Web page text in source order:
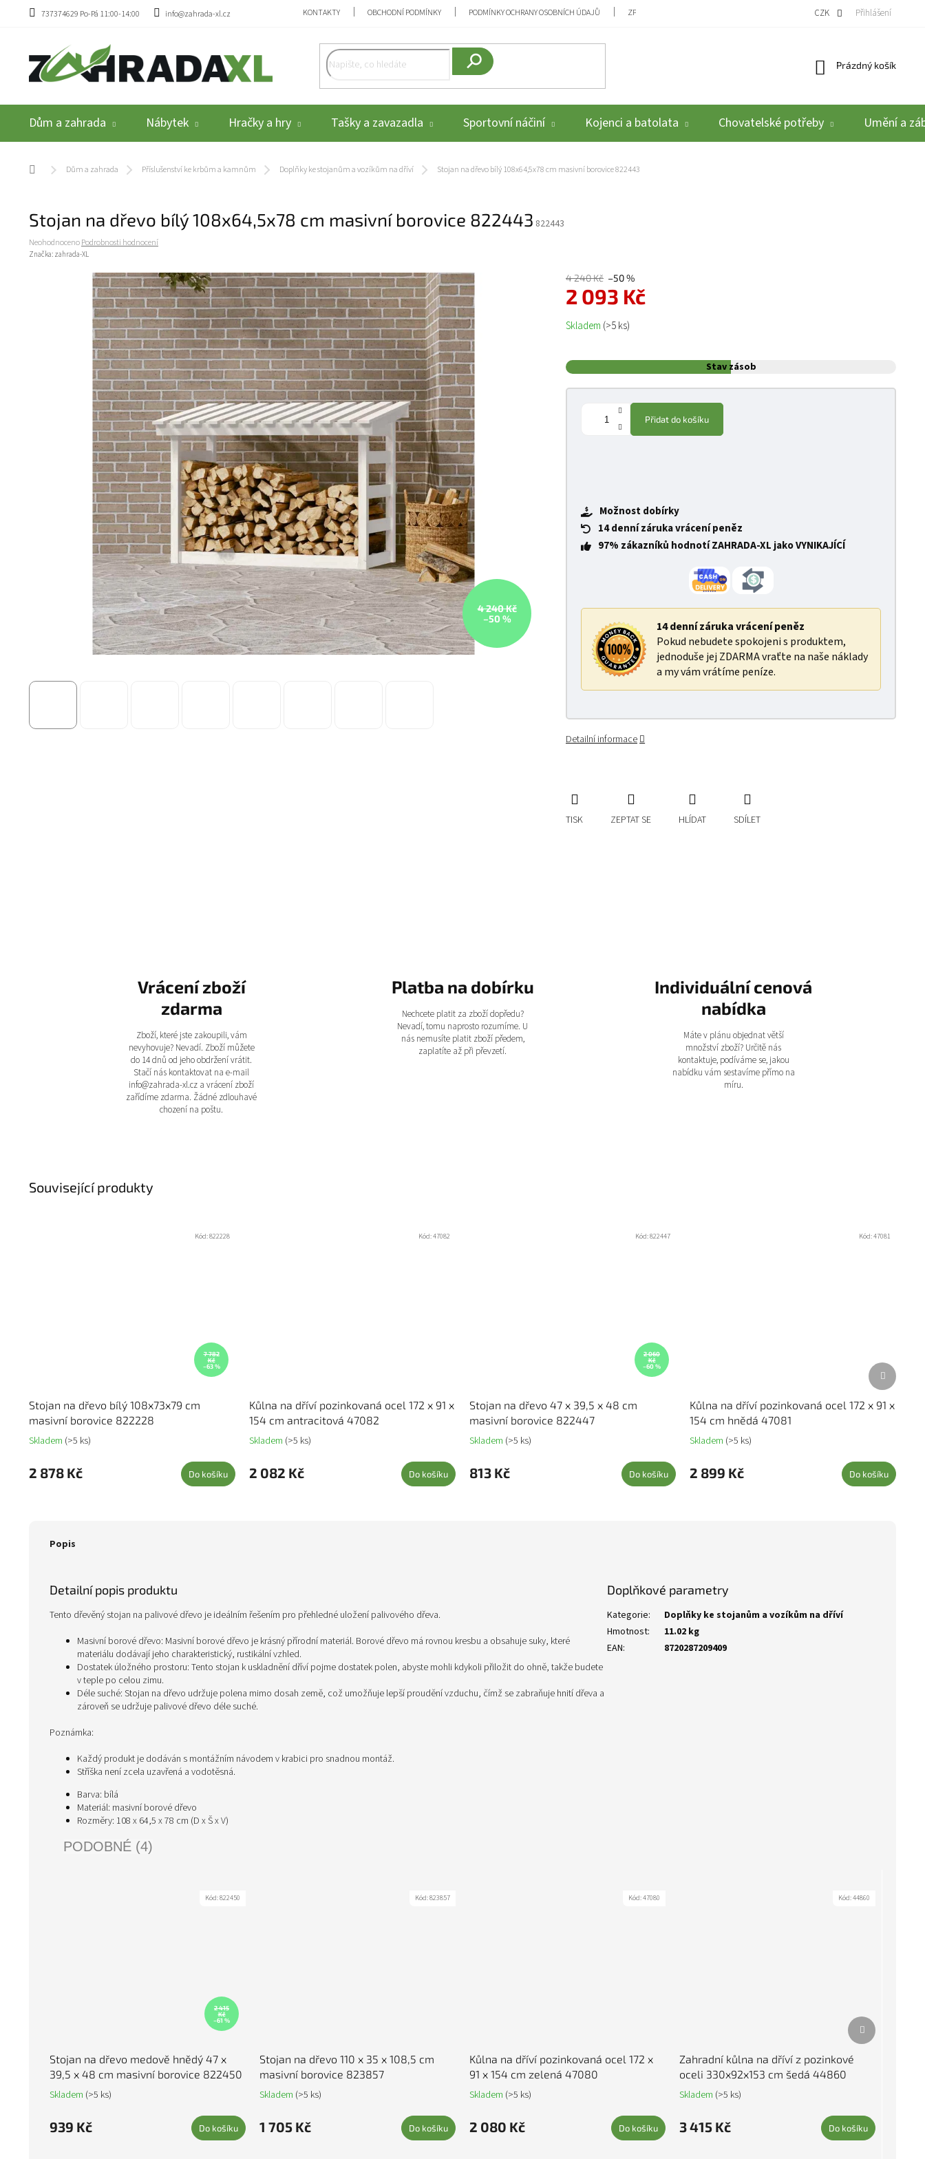
Přejít na obsah
737374629 Po-Pá 11:00-14:00 info@zahrada-xl.cz KONTAKTY OBCHODNÍ PODMÍNKY PODMÍNKY OCHRANY OSOBNÍCH ÚDAJŮ ZPĚTNÝ ODBĚR VYSLOUŽILÝCH ELEKTROZAŘÍZENÍ / BATERIÍ REKLAMACE A
CZK Přihlášení
Nákupní košík
Prázdný košík
Dům a zahrada Nábytek Hračky a hry Tašky a zavazadla Sportovní náčiní Kojenci a batolata Chovatelské potřeby Umění a
Domů Dům a zahrada Příslušenství ke krbům a kamnům Doplňky ke stojanům a vozíkům na dříví Stojan na dřevo bílý 108x64,5x78 cm masivní borovice 822443
Stojan na dřevo bílý 108x64,5x78 cm masivní borovice 822443 822443
Průměrné hodnocení produktu je 0,0 z 5 hvězdiček.
NeohodnocenoPodrobnosti hodnocení
Značka: zahrada-XL
4 240 Kč
–50 %
4 240 Kč –50 %
2 093 Kč
Měrná cena:
Skladem (>5 ks)
Stav zásob
Přidat do košíku
Možnost dobírky
14 denní záruka vrácení peněz
97% zákazníků hodnotí ZAHRADA-XL jako VYNIKAJÍCÍ
14 denní záruka vrácení peněz
Pokud nebudete spokojeni s produktem,
jednoduše jej ZDARMA vraťte na naše náklady
a my vám vrátíme peníze.
Detailní informace
TISK ZEPTAT SE HLÍDAT SDÍLET
Vrácení zboží
zdarma
Zboží, které jste zakoupili, vám
nevyhovuje? Nevadí. Zboží můžete
do 14 dnů od jeho obdržení vrátit.
Stačí nás kontaktovat na e-mail
info@zahrada-xl.cz a vrácení zboží
zařídíme zdarma. Žádné zdlouhavé
chození na poštu.
Platba na dobírku
Nechcete platit za zboží dopředu?
Nevadí, tomu naprosto rozumíme. U
nás nemusíte platit zboží předem,
zaplatíte až při převzetí.
Individuální cenová
nabídka
Máte v plánu objednat větší
množství zboží? Určitě nás
kontaktuje, podíváme se, jakou
nabídku vám sestavíme přímo na
míru.
Související produkty
7 782
Kč
–63 %
Stojan na dřevo bílý 108x73x79 cm
masivní borovice 822228
Skladem (>5 ks)
2 878 Kč Do košíku
Kód:822228
Kůlna na dříví pozinkovaná ocel 172 x 91 x
154 cm antracitová 47082
Skladem (>5 ks)
2 082 Kč Do košíku
Kód:47082
2 060
Kč
–60 %
Stojan na dřevo 47 x 39,5 x 48 cm
masivní borovice 822447
Skladem (>5 ks)
813 Kč Do košíku
Kód:822447
Kůlna na dříví pozinkovaná ocel 172 x 91 x
154 cm hnědá 47081
Skladem (>5 ks)
2 899 Kč Do košíku
Kód:47081
Další
Popis
Detailní popis produktu
Tento dřevěný stojan na palivové dřevo je ideálním řešením pro přehledné uložení palivového dřeva.
Masivní borové dřevo: Masivní borové dřevo je krásný přírodní materiál. Borové dřevo má rovnou kresbu a obsahuje suky, které
materiálu dodávají jeho charakteristický, rustikální vzhled.
Dostatek úložného prostoru: Tento stojan k uskladnění dříví pojme dostatek polen, abyste mohli kdykoli přiložit do ohně, takže budete
v teple po celou zimu.
Déle suché: Stojan na dřevo udržuje polena mimo dosah země, což umožňuje lepší proudění vzduchu, čímž se zabraňuje hnití dřeva a
zároveň se udržuje palivové dřevo déle suché.
Poznámka:
Každý produkt je dodáván s montážním návodem v krabici pro snadnou montáž.
Stříška není zcela uzavřená a vodotěsná.
Barva: bílá
Materiál: masivní borové dřevo
Rozměry: 108 x 64,5 x 78 cm (D x Š x V)
Doplňkové parametry
Kategorie:
Doplňky ke stojanům a vozíkům na dříví
Hmotnost:
11.02 kg
EAN: 8720287209409
PODOBNÉ (4)
2 415
Kč
–61 %
Stojan na dřevo medově hnědý 47 x
39,5 x 48 cm masivní borovice 822450
Skladem (>5 ks)
939 Kč Do košíku
Kód:822450
Stojan na dřevo 110 x 35 x 108,5 cm
masivní borovice 823857
Skladem (>5 ks)
1 705 Kč Do košíku
Kód:823857
Kůlna na dříví pozinkovaná ocel 172 x
91 x 154 cm zelená 47080
Skladem (>5 ks)
2 080 Kč Do košíku
Kód:47080
Zahradní kůlna na dříví z pozinkové
oceli 330x92x153 cm šedá 44860
Skladem (>5 ks)
3 415 Kč Do košíku
Kód:44860
Další produkt